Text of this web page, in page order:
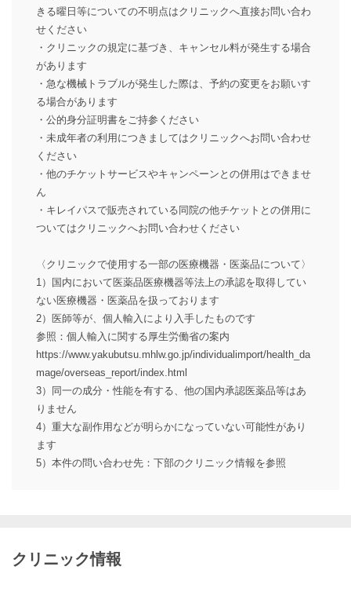
きる曜日等についての不明点はクリニックへ直接お問い合わ
せください
・クリニックの規定に基づき、キャンセル料が発生する場合
があります
・急な機械トラブルが発生した際は、予約の変更をお願いす
る場合があります
・公的身分証明書をご持参ください
・未成年者の利用につきましてはクリニックへお問い合わせ
ください
・他のチケットサービスやキャンペーンとの併用はできませ
ん
・キレイパスで販売されている同院の他チケットとの併用に
ついてはクリニックへお問い合わせください
〈クリニックで使用する一部の医療機器・医薬品について〉
1）国内において医薬品医療機器等法上の承認を取得してい
ない医療機器・医薬品を扱っております
2）医師等が、個人輸入により入手したものです
参照：個人輸入に関する厚生労働省の案内
https://www.yakubutsu.mhlw.go.jp/individualimport/health_da
mage/overseas_report/index.html
3）同一の成分・性能を有する、他の国内承認医薬品等はあ
りません
4）重大な副作用などが明らかになっていない可能性があり
ます
5）本件の問い合わせ先：下部のクリニック情報を参照
クリニック情報